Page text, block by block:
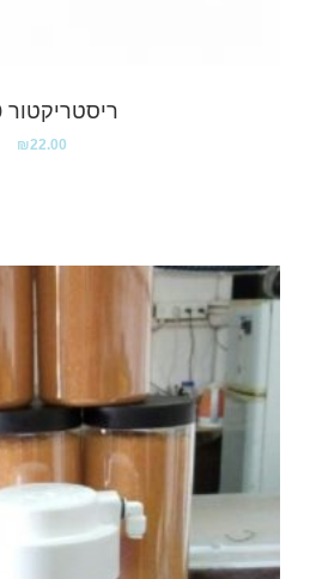
ריסטריקטור 300
₪22.00